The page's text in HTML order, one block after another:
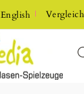
English